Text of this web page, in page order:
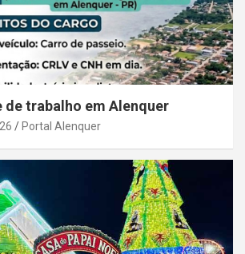
de trabalho em Alenquer
Portal Alenquer